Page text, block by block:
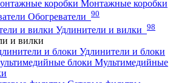
Монтажные коробки
Обогреватели 90
Удлинители и вилки 98
и вилки
Удлинители и блоки
Мультимедийные